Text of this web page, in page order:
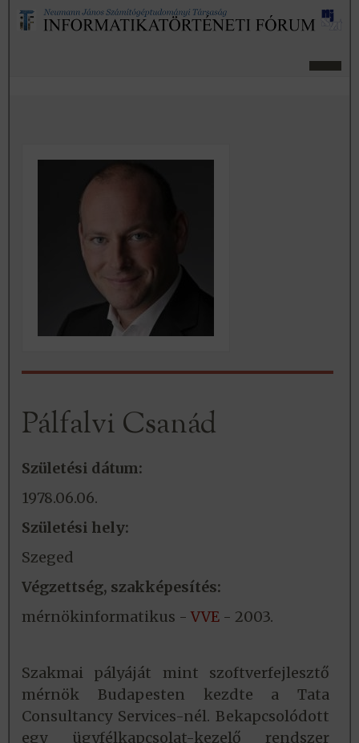
Pálfalvi Csanád
Születési dátum:
1978.06.06.
Születési hely:
Szeged
Végzettség, szakképesítés:
mérnökinformatikus - VVE - 2003.
Szakmai pályáját mint szoftverfejlesztő
mérnök Budapesten kezdte a Tata
Consultancy Services-nél. Bekapcsolódott
egy ügyfélkapcsolat-kezelő rendszer